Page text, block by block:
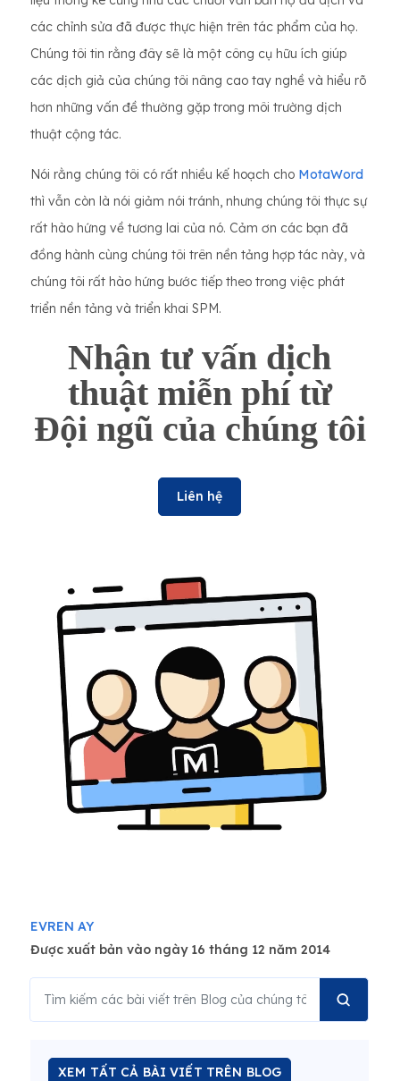
các chỉnh sửa đã được thực hiện trên tác phẩm của họ.
Chúng tôi tin rằng đây sẽ là một công cụ hữu ích giúp
các dịch giả của chúng tôi nâng cao tay nghề và hiểu rõ
hơn những vấn đề thường gặp trong môi trường dịch
thuật cộng tác.
Nói rằng chúng tôi có rất nhiều kế hoạch cho MotaWord
thì vẫn còn là nói giảm nói tránh, nhưng chúng tôi thực sự
rất hào hứng về tương lai của nó. Cảm ơn các bạn đã
đồng hành cùng chúng tôi trên nền tảng hợp tác này, và
chúng tôi rất hào hứng bước tiếp theo trong việc phát
triển nền tảng và triển khai SPM.
Nhận tư vấn dịch
thuật miễn phí từ
Đội ngũ của chúng tôi
Liên hệ
EVREN AY
Được xuất bản vào ngày 16 tháng 12 năm 2014
XEM TẤT CẢ BÀI VIẾT TRÊN BLOG